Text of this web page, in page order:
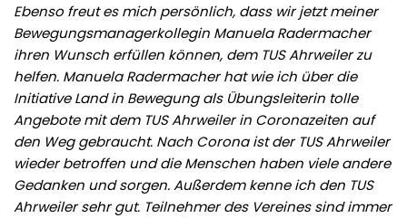
Ebenso freut es mich persönlich, dass wir jetzt meiner
Bewegungsmanagerkollegin Manuela Radermacher
ihren Wunsch erfüllen können, dem TUS Ahrweiler zu
helfen. Manuela Radermacher hat wie ich über die
Initiative Land in Bewegung als Übungsleiterin tolle
Angebote mit dem TUS Ahrweiler in Coronazeiten auf
den Weg gebraucht. Nach Corona ist der TUS Ahrweiler
wieder betroffen und die Menschen haben viele andere
Gedanken und sorgen. Außerdem kenne ich den TUS
Ahrweiler sehr gut. Teilnehmer des Vereines sind immer